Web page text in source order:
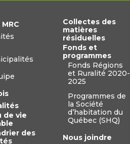
de vie
des
Collectes des
matières
résiduelles
Fonds et
programmes
Fonds Régions
et Ruralité 2020-
2025
Programmes de
la Société
d’habitation du
Québec (SHQ)
Nous joindre